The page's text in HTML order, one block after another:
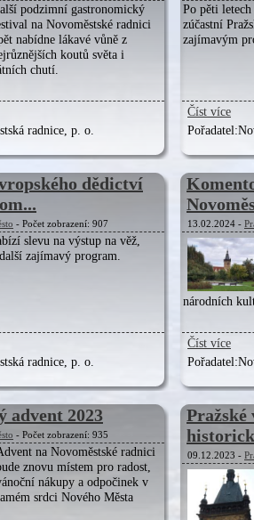
podzimní gastronomický
na Novoměstské radnici
nabídne lákavé vůně z
koutů světa i
chutí.
radnice, p. o.
Po pěti letech
zúčastní
zajímavým
Číst více
Pořadatel:
dědictví
- Počet zobrazení: 907
slevu na výstup na věž,
zajímavý program.
radnice, p. o.
13.02.2024 -
národních
Číst více
Pořadatel:
advent 2023
- Počet zobrazení: 935
na Novoměstské radnici
znovu místem pro radost,
nákupy a odpočinek v
srdci Nového Města
Pražské
09.12.2023 -